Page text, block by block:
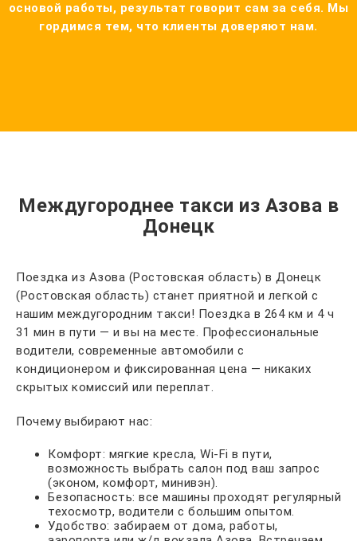
основой работы, результат говорит сам за себя. Мы
гордимся тем, что клиенты доверяют нам.
Междугороднее такси из Азова в
Донецк
Поездка из Азова (Ростовская область) в Донецк
(Ростовская область) станет приятной и легкой с
нашим междугородним такси! Поездка в 264 км и 4 ч
31 мин в пути — и вы на месте. Профессиональные
водители, современные автомобили с
кондиционером и фиксированная цена — никаких
скрытых комиссий или переплат.
Почему выбирают нас:
Комфорт: мягкие кресла, Wi-Fi в пути,
возможность выбрать салон под ваш запрос
(эконом, комфорт, минивэн).
Безопасность: все машины проходят регулярный
техосмотр, водители с большим опытом.
Удобство: забираем от дома, работы,